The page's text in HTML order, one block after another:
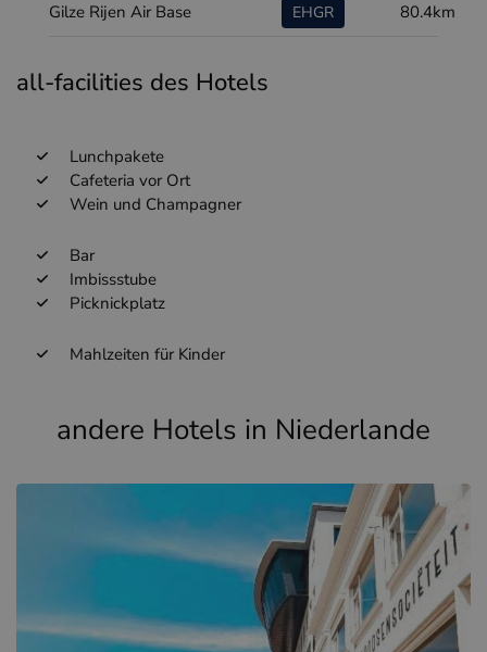
Gilze Rijen Air Base EHGR 80.4km
all-facilities des Hotels
Lunchpakete
Cafeteria vor Ort
Wein und Champagner
Bar
Imbissstube
Picknickplatz
Mahlzeiten für Kinder
andere Hotels in Niederlande